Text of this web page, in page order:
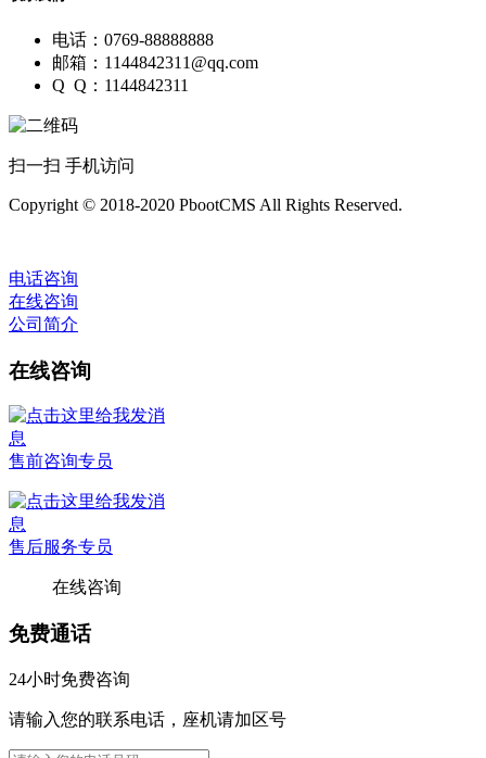
电话：0769-88888888
邮箱：1144842311@qq.com
Q Q：1144842311
扫一扫 手机访问
Copyright © 2018-2020 PbootCMS All Rights Reserved.
电话咨询
在线咨询
公司简介
在线咨询
售前咨询专员
售后服务专员
在线咨询
免费通话
24小时免费咨询
请输入您的联系电话，座机请加区号